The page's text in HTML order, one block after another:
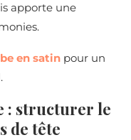
apporte une
en satin pour un
: structurer le
de tête